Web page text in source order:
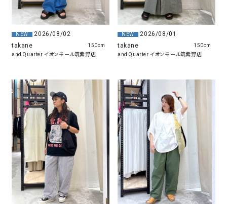
NEW
2026/08/02
takane
and Quarter イオンモール筑紫野店
150cm
NEW
2026/08/01
takane
and Quarter イオンモール筑紫野店
150cm